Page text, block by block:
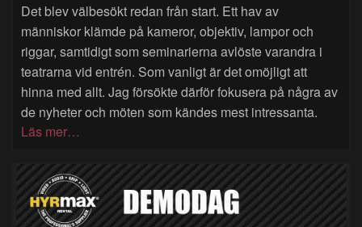
Det blev välbesökt redan från start. Ett hav av
människor klämde på kameror, objektiv, lampor och
riggar, samtidigt som seminarierna avlöste varandra i
teatrarna vid entrén. Som vanligt är det omöjligt att
hinna med allt. Jag försökte därför fokusera på några av
de nyheter och möten som kändes mest intressanta.
Läs mer…